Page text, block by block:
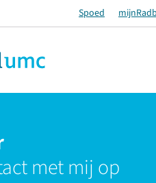
Spoed
met mij op